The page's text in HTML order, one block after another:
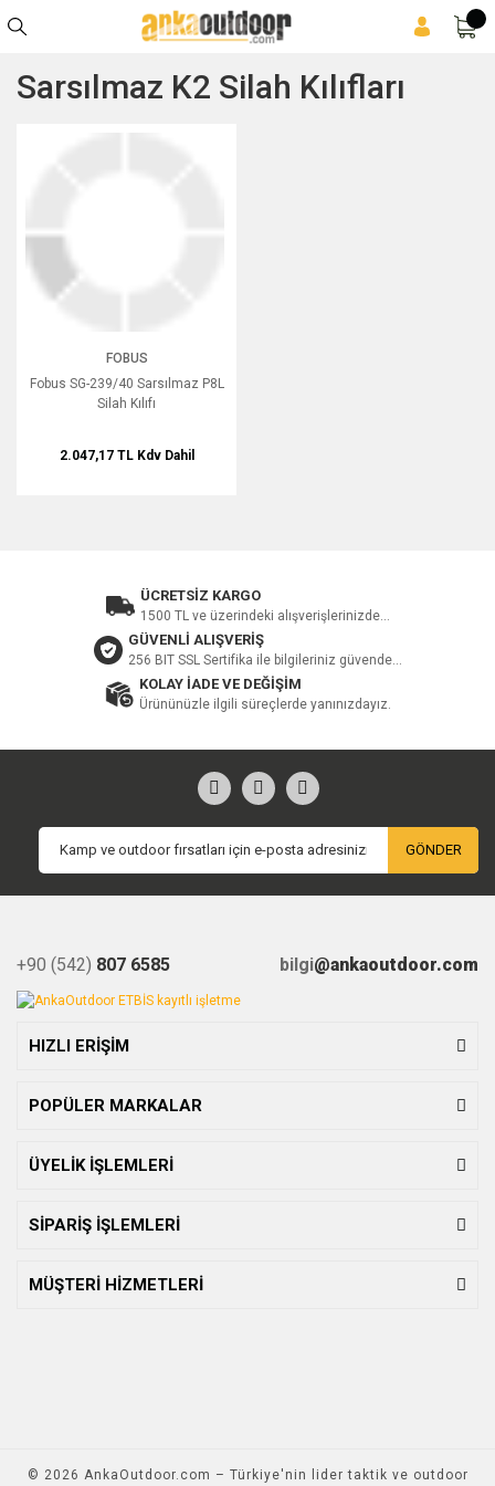
Sarsılmaz K2 Silah Kılıfları
FOBUS
Fobus SG-239/40 Sarsılmaz P8L
Silah Kılıfı
2.047,17 TL Kdv Dahil
ÜCRETSİZ KARGO
1500 TL ve üzerindeki alışverişlerinizde...
GÜVENLİ ALIŞVERİŞ
256 BIT SSL Sertifika ile bilgileriniz güvende...
KOLAY İADE VE DEĞİŞİM
Ürününüzle ilgili süreçlerde yanınızdayız.
GÖNDER
+90 (542) 807 6585 bilgi@ankaoutdoor.com
HIZLI ERİŞİM
POPÜLER MARKALAR
ÜYELİK İŞLEMLERİ
SİPARİŞ İŞLEMLERİ
MÜŞTERİ HİZMETLERİ
© 2026 AnkaOutdoor.com – Türkiye'nin lider taktik ve outdoor